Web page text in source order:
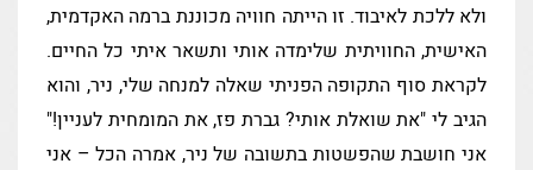
ולא ללכת לאיבוד. זו הייתה חוויה מכוננת ברמה האקדמית,
האישית, החוויתית שלימדה אותי ותשאר איתי כל החיים.
לקראת סוף התקופה הפניתי שאלה למנחה שלי, ניר, והוא
הגיב לי "את שואלת אותי? גברת פז, את המומחית לעניין!"
אני חושבת שהפשטות בתשובה של ניר, אמרה הכל – אני